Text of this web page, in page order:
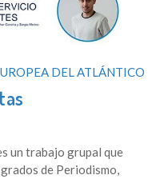
DEL ATLÁNTICO
un trabajo grupal que
de Periodismo,